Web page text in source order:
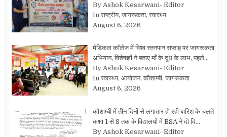
By Ashok Kesarwani- Editor
In राष्ट्रीय, जागरूकता, स्वास्थ्य
August 6, 2026
मेडिकल कॉलेज में विश्व स्तनपान सप्ताह पर जागरूकता
अभियान, विशेषज्ञों ने बताए माँ के दूध के लाभ, पहले…
By Ashok Kesarwani- Editor
In स्वास्थ्य, आयोजन, कौशाम्बी, जागरूकता
August 6, 2026
कौशाम्बी में तीन दिनों से लगातार हो रही बारिश के चलते
कक्षा 1 से 8 तक के विद्यालयों में BSA ने दो दि…
By Ashok Kesarwani- Editor